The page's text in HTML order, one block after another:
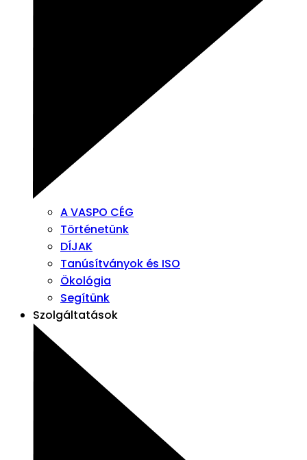
A VASPO CÉG
Történetünk
DÍJAK
Tanúsítványok és ISO
Ökológia
Segítünk
Szolgáltatások